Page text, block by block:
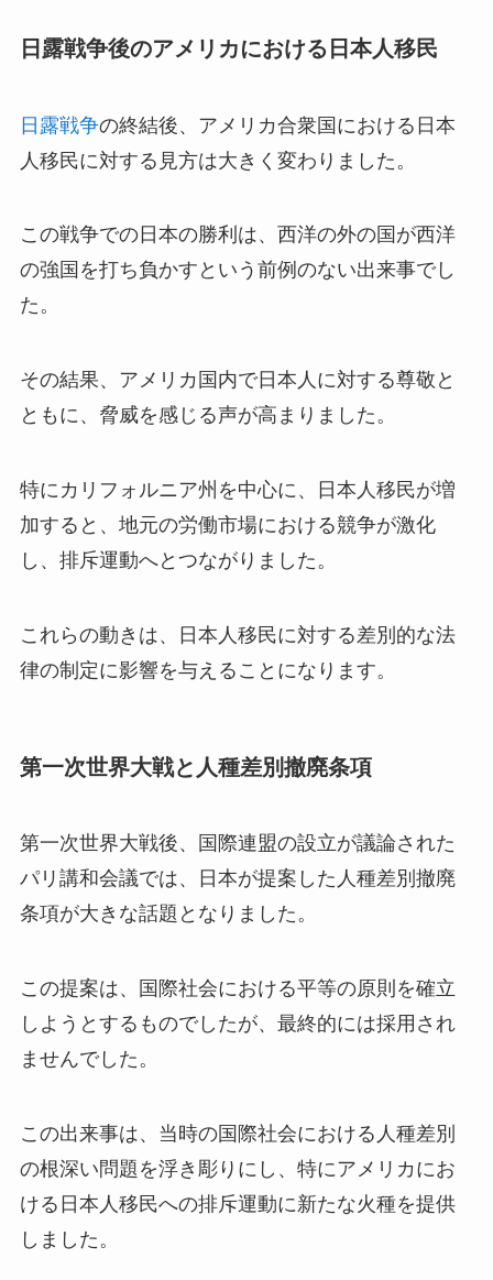
日露戦争後のアメリカにおける日本人移民
日露戦争の終結後、アメリカ合衆国における日本
人移民に対する見方は大きく変わりました。
この戦争での日本の勝利は、西洋の外の国が西洋
の強国を打ち負かすという前例のない出来事でし
た。
その結果、アメリカ国内で日本人に対する尊敬と
ともに、脅威を感じる声が高まりました。
特にカリフォルニア州を中心に、日本人移民が増
加すると、地元の労働市場における競争が激化
し、排斥運動へとつながりました。
これらの動きは、日本人移民に対する差別的な法
律の制定に影響を与えることになります。
第一次世界大戦と人種差別撤廃条項
第一次世界大戦後、国際連盟の設立が議論された
パリ講和会議では、日本が提案した人種差別撤廃
条項が大きな話題となりました。
この提案は、国際社会における平等の原則を確立
しようとするものでしたが、最終的には採用され
ませんでした。
この出来事は、当時の国際社会における人種差別
の根深い問題を浮き彫りにし、特にアメリカにお
ける日本人移民への排斥運動に新たな火種を提供
しました。